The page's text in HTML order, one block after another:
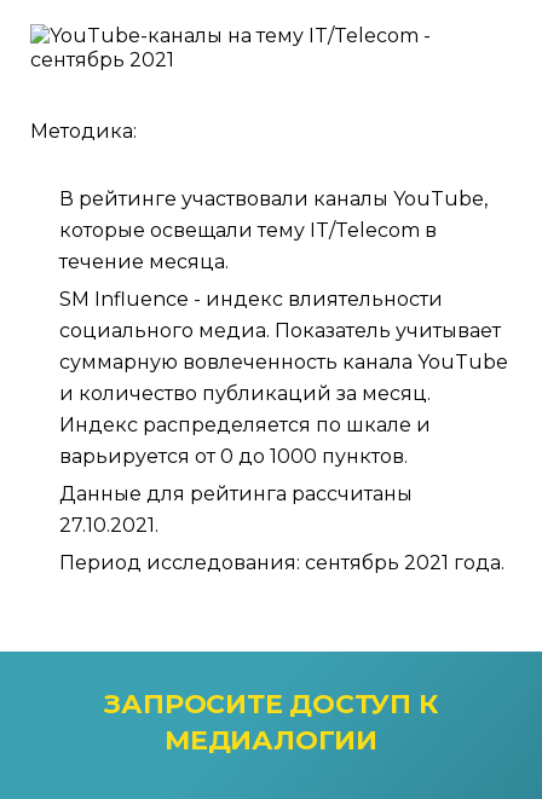
Методика:
В рейтинге участвовали каналы YouTube,
которые освещали тему IT/Telecom в
течение месяца.
SM Influence - индекс влиятельности
социального медиа. Показатель учитывает
суммарную вовлеченность канала YouTube
и количество публикаций за месяц.
Индекс распределяется по шкале и
варьируется от 0 до 1000 пунктов.
Данные для рейтинга рассчитаны
27.10.2021.
Период исследования: сентябрь 2021 года.
ЗАПРОСИТЕ ДОСТУП К
МЕДИАЛОГИИ